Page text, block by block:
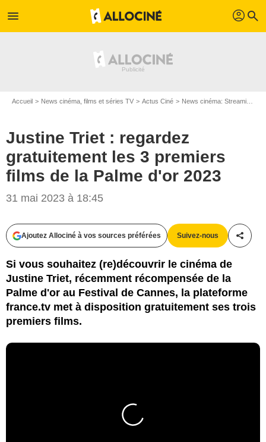
menu profil search
Accueil News cinéma, films et séries TV Actus Ciné News cinéma: Streaming
Justine Triet : regardez
gratuitement les 3 premiers
films de la Palme d'or 2023
31 mai 2023 à 18:45
Ajoutez Allociné à vos sources préférées Suivez-nous
Si vous souhaitez (re)découvrir le cinéma de
Justine Triet, récemment récompensée de la
Palme d'or au Festival de Cannes, la plateforme
france.tv met à disposition gratuitement ses trois
premiers films.